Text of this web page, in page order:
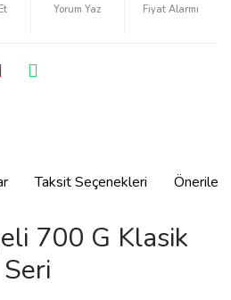
Yorum Yaz Fiyat Alarmı
Taksit Seçenekleri
700 G Klasik
Seri